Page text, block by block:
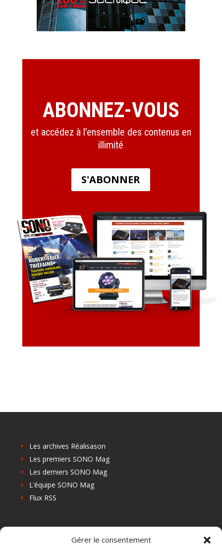
Gérer le consentement
ABONNEZ-VOUS
et accédez à l’ensemble des contenus en
illimité
S'ABONNER
Les archives Réalisason
Les premiers SONO Mag
Les derniers SONO Mag
L’équipe SONO Mag
Flux RSS
Les Centres de Formation